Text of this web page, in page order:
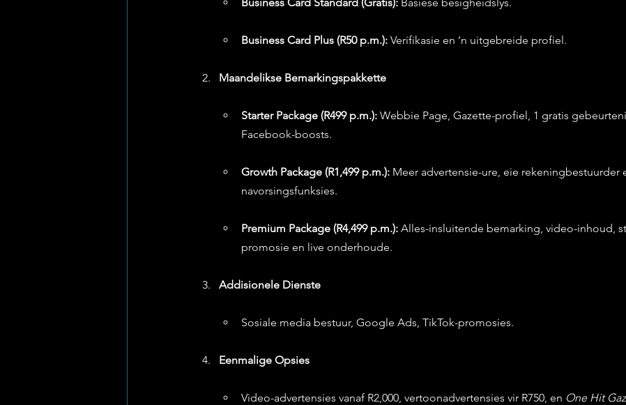
Business Card Plus (R50 p.m.): Verifikasie en ’n uitgebreide profiel.
Maandelikse Bemarkingspakkette
Starter Package (R499 p.m.): Webbie Page, Gazette-profiel, 1 gratis
Facebook-boosts.
Growth Package (R1,499 p.m.): Meer advertensie-ure, eie rekeningbestuurder
navorsingsfunksies.
Premium Package (R4,499 p.m.): Alles-insluitende bemarking, video-inhoud,
promosie en live onderhoude.
Addisionele Dienste
Sosiale media bestuur, Google Ads, TikTok-promosies.
Eenmalige Opsies
Video-advertensies vanaf R2,000, vertoonadvertensies vir R750, en One Hit